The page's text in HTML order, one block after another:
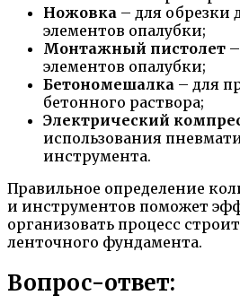
Ножовка – для обрезки
элементов опалубки;
Монтажный пистолет
элементов опалубки;
Бетономешалка – для
бетонного раствора;
Электрический
использования
инструмента.
Правильное определение
и инструментов поможет
организовать процесс
ленточного фундамента.
Вопрос-ответ: